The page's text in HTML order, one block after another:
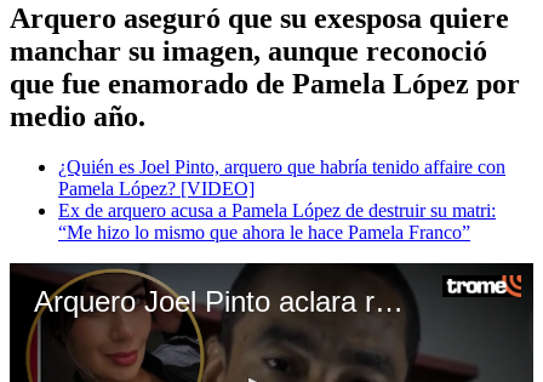
Arquero aseguró que su exesposa quiere
manchar su imagen, aunque reconoció
que fue enamorado de Pamela López por
medio año.
¿Quién es Joel Pinto, arquero que habría tenido affaire con
Pamela López? [VIDEO]
Ex de arquero acusa a Pamela López de destruir su matri:
“Me hizo lo mismo que ahora le hace Pamela Franco”
Arquero Joel Pinto aclara rumores con Pamela López